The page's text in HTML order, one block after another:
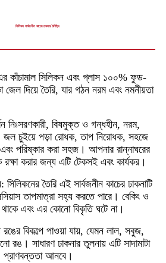
সিলিকন সার্বজনীন কাচের ঢাকনার বৈশিষ্ট্য
কাঁচামাল সিলিকন এবং গ্লাস ১০০% ফুড-
জেল দিয়ে তৈরি, যার গঠন নরম এবং নমনীয়তা
নিঃসরণকারী, বিষমুক্ত ও গন্ধহীন, নরম,
জল চুইয়ে পড়া রোধক, তাপ নিরোধক, সহজে
এবং পরিষ্কার করা সহজ। আপনার রান্নাঘরের
করার জন্য এটি টেকসই এবং কার্যকর।
তৈরি এই সার্বজনীন কাচের ঢাকনাটি
তাপমাত্রা সহ্য করতে পারে। বেকিং ও
এবং এর কোনো বিকৃতি ঘটে না।
রঙের বিকল্পে পাওয়া যায়, যেমন লাল, সবুজ,
রঙ। সাধারণ ঢাকনার তুলনায় এটি সাদামাটা
আনবে।